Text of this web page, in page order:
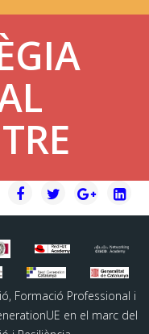
Formació Professional i
en el marc del